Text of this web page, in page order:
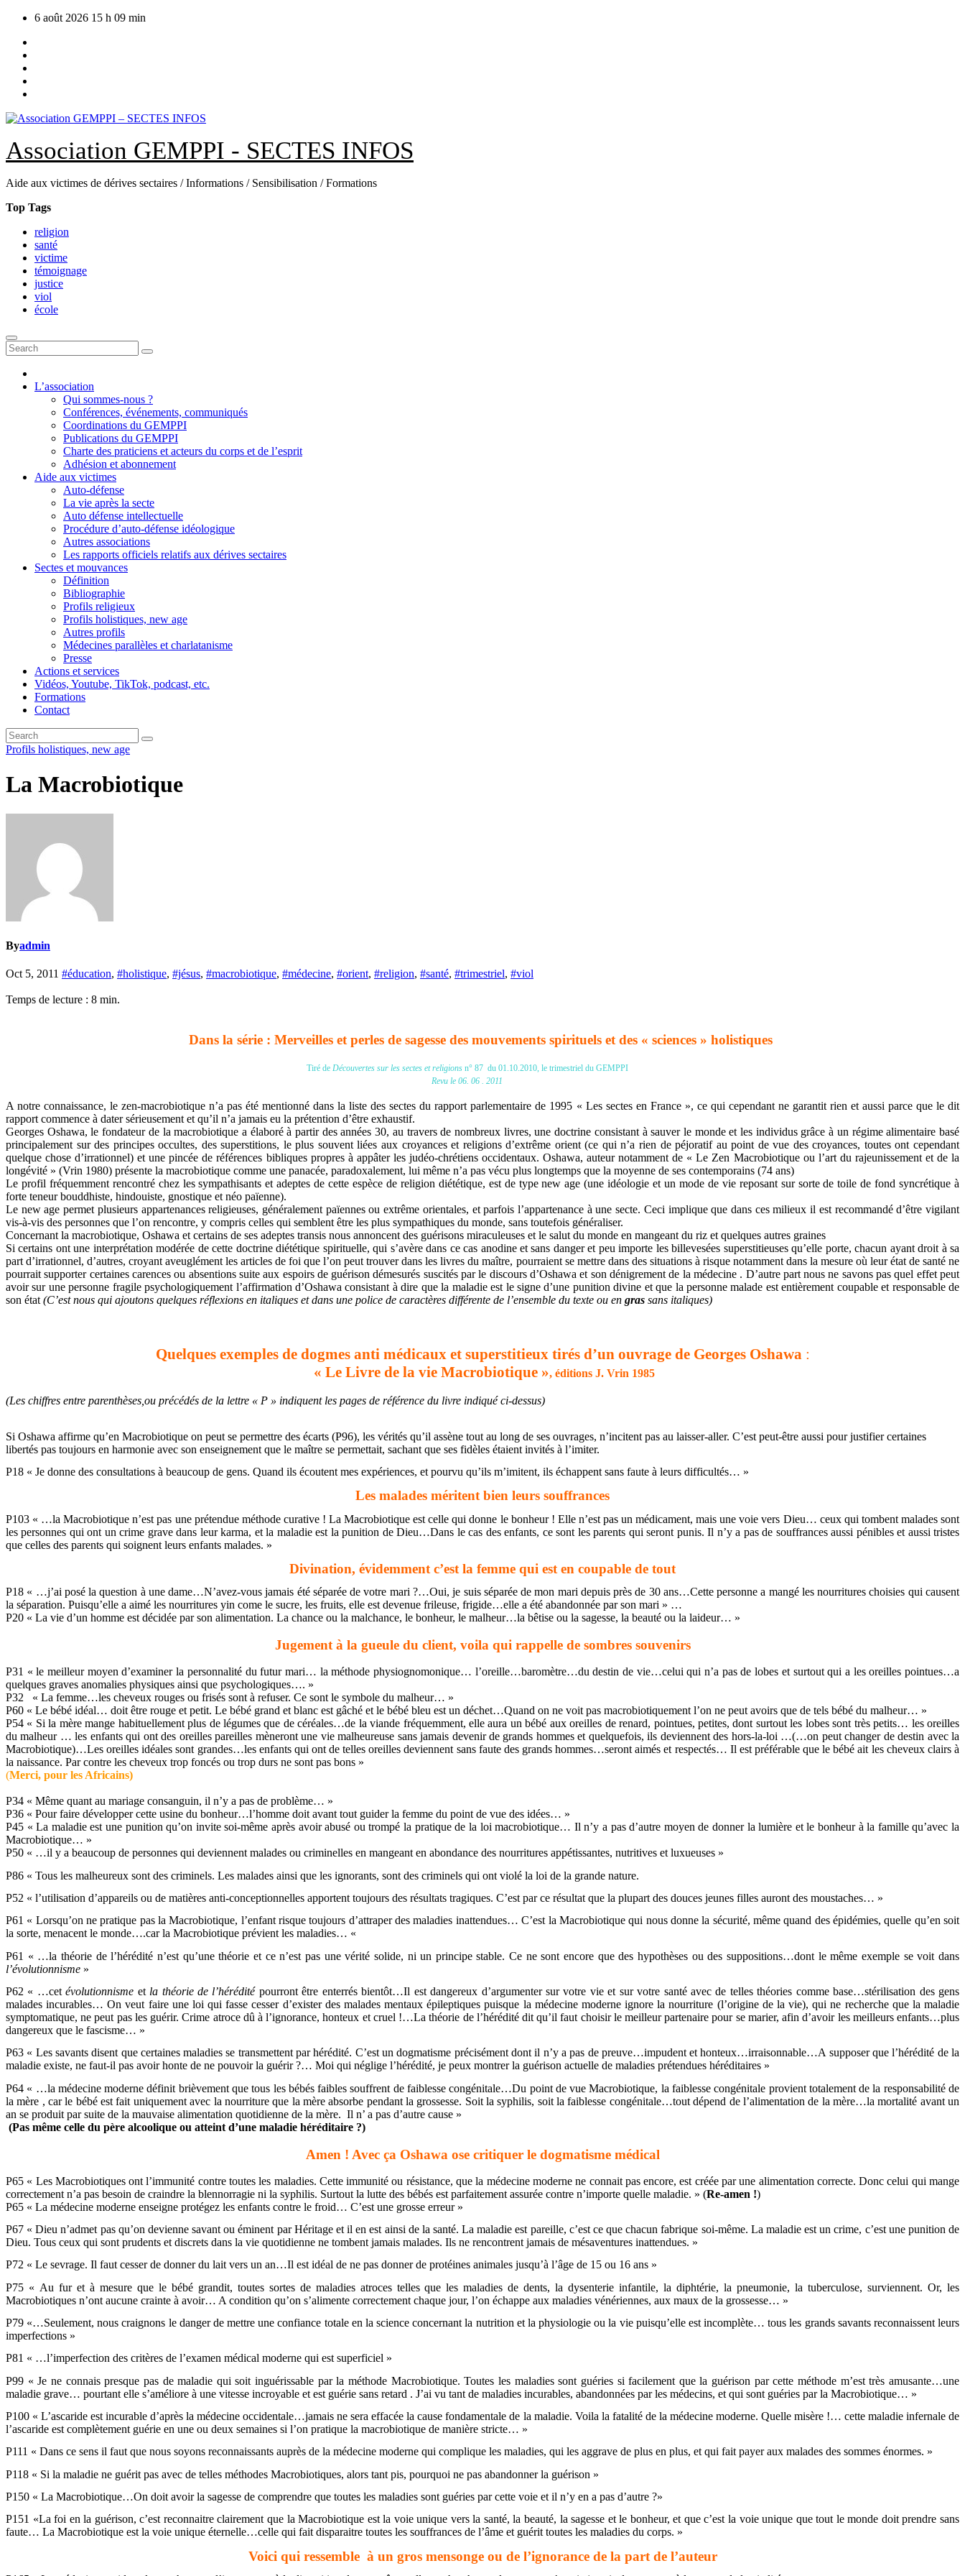
Skip
content
6 août 2026 15 h 09 min
Association GEMPPI - SECTES INFOS
Aide aux victimes de dérives sectaires / Informations / Sensibilisation / Formations
Top Tags
religion
santé
victime
témoignage
justice
viol
école
L’association
Qui sommes-nous ?
Conférences, événements, communiqués
Coordinations du GEMPPI
Publications du GEMPPI
Charte des praticiens et acteurs du corps et de l’esprit
Adhésion et abonnement
Aide aux victimes
Auto-défense
La vie après la secte
Auto défense intellectuelle
Procédure d’auto-défense idéologique
Autres associations
Les rapports officiels relatifs aux dérives sectaires
Sectes et mouvances
Définition
Bibliographie
Profils religieux
Profils holistiques, new age
Autres profils
Médecines parallèles et charlatanisme
Presse
Actions et services
Vidéos, Youtube, TikTok, podcast, etc.
Formations
Contact
Profils holistiques, new age
La Macrobiotique
Byadmin
Oct 5, 2011 #éducation, #holistique, #jésus, #macrobiotique, #médecine, #orient, #religion, #santé, #trimestriel, #viol
Temps de lecture : 8 min.
Dans la série : Merveilles et perles de sagesse des mouvements spirituels et des « sciences » holistiques
Tiré de Découvertes sur les sectes et religions n° 87 du 01.10.2010, le trimestriel du GEMPPI
Revu le 06. 06 . 2011
A notre connaissance, le zen-macrobiotique n’a pas été mentionné dans la liste des sectes du rapport parlementaire de 1995 « Les sectes en France », ce qui cependant ne garantit rien et aussi parce que le dit
rapport commence à dater sérieusement et qu’il n’a jamais eu la prétention d’être exhaustif.
Georges Oshawa, le fondateur de la macrobiotique a élaboré à partir des années 30, au travers de nombreux livres, une doctrine consistant à sauver le monde et les individus grâce à un régime alimentaire basé
principalement sur des principes occultes, des superstitions, le plus souvent liées aux croyances et religions d’extrême orient (ce qui n’a rien de péjoratif au point de vue des croyances, toutes ont cependant
quelque chose d’irrationnel) et une pincée de références bibliques propres à appâter les judéo-chrétiens occidentaux. Oshawa, auteur notamment de « Le Zen Macrobiotique ou l’art du rajeunissement et de la
longévité » (Vrin 1980) présente la macrobiotique comme une panacée, paradoxalement, lui même n’a pas vécu plus longtemps que la moyenne de ses contemporains (74 ans)
Le profil fréquemment rencontré chez les sympathisants et adeptes de cette espèce de religion diététique, est de type new age (une idéologie et un mode de vie reposant sur sorte de toile de fond syncrétique à
forte teneur bouddhiste, hindouiste, gnostique et néo païenne).
Le new age permet plusieurs appartenances religieuses, généralement païennes ou extrême orientales, et parfois l’appartenance à une secte. Ceci implique que dans ces milieux il est recommandé d’être vigilant
vis-à-vis des personnes que l’on rencontre, y compris celles qui semblent être les plus sympathiques du monde, sans toutefois généraliser.
Concernant la macrobiotique, Oshawa et certains de ses adeptes transis nous annoncent des guérisons miraculeuses et le salut du monde en mangeant du riz et quelques autres graines
Si certains ont une interprétation modérée de cette doctrine diététique spirituelle, qui s’avère dans ce cas anodine et sans danger et peu importe les billevesées superstitieuses qu’elle porte, chacun ayant droit à sa
part d’irrationnel, d’autres, croyant aveuglément les articles de foi que l’on peut trouver dans les livres du maître, pourraient se mettre dans des situations à risque notamment dans la mesure où leur état de santé ne
pourrait supporter certaines carences ou absentions suite aux espoirs de guérison démesurés suscités par le discours d’Oshawa et son dénigrement de la médecine . D’autre part nous ne savons pas quel effet peut
avoir sur une personne fragile psychologiquement l’affirmation d’Oshawa consistant à dire que la maladie est le signe d’une punition divine et que la personne malade est entièrement coupable et responsable de
son état(C’est nous qui ajoutons quelques réflexions en italiques et dans une police de caractères différente de l’ensemble du texte ou en gras sans italiques)
Quelques exemples de dogmes anti médicaux et superstitieux tirés d’un ouvrage de Georges Oshawa:
« Le Livre de la vie Macrobiotique », éditions J. Vrin 1985
(Les chiffres entre parenthèses,ou précédés de la lettre « P » indiquent les pages de référence du livre indiqué ci-dessus)
Si Oshawa affirme qu’en Macrobiotique on peut se permettre des écarts (P96), les vérités qu’il assène tout au long de ses ouvrages, n’incitent pas au laisser-aller. C’est peut-être aussi pour justifier certaines
libertés pas toujours en harmonie avec son enseignement que le maître se permettait, sachant que ses fidèles étaient invités à l’imiter.
P18 « Je donne des consultations à beaucoup de gens. Quand ils écoutent mes expériences, et pourvu qu’ils m’imitent, ils échappent sans faute à leurs difficultés… »
Les malades méritent bien leurs souffrances
P103 « …la Macrobiotique n’est pas une prétendue méthode curative ! La Macrobiotique est celle qui donne le bonheur ! Elle n’est pas un médicament, mais une voie vers Dieu… ceux qui tombent malades sont
les personnes qui ont un crime grave dans leur karma, et la maladie est la punition de Dieu…Dans le cas des enfants, ce sont les parents qui seront punis. Il n’y a pas de souffrances aussi pénibles et aussi tristes
que celles des parents qui soignent leurs enfants malades. »
Divination, évidemment c’est la femme qui est en coupable de tout
P18 « …j’ai posé la question à une dame…N’avez-vous jamais été séparée de votre mari ?…Oui, je suis séparée de mon mari depuis près de 30 ans…Cette personne a mangé les nourritures choisies qui causent
la séparation. Puisqu’elle a aimé les nourritures yin come le sucre, les fruits, elle est devenue frileuse, frigide…elle a été abandonnée par son mari » …
P20 « La vie d’un homme est décidée par son alimentation. La chance ou la malchance, le bonheur, le malheur…la bêtise ou la sagesse, la beauté ou la laideur… »
Jugement à la gueule du client, voila qui rappelle de sombres souvenirs
P31 « le meilleur moyen d’examiner la personnalité du futur mari… la méthode physiognomonique… l’oreille…baromètre…du destin de vie…celui qui n’a pas de lobes et surtout qui a les oreilles pointues…a
quelques graves anomalies physiques ainsi que psychologiques…. »
P32 « La femme…les cheveux rouges ou frisés sont à refuser. Ce sont le symbole du malheur… »
P60 « Le bébé idéal… doit être rouge et petit. Le bébé grand et blanc est gâché et le bébé bleu est un déchet…Quand on ne voit pas macrobiotiquement l’on ne peut avoirs que de tels bébé du malheur… »
P54 « Si la mère mange habituellement plus de légumes que de céréales…de la viande fréquemment, elle aura un bébé aux oreilles de renard, pointues, petites, dont surtout les lobes sont très petits… les oreilles
du malheur … les enfants qui ont des oreilles pareilles mèneront une vie malheureuse sans jamais devenir de grands hommes et quelquefois, ils deviennent des hors-la-loi …(…on peut changer de destin avec la
Macrobiotique)…Les oreilles idéales sont grandes…les enfants qui ont de telles oreilles deviennent sans faute des grands hommes…seront aimés et respectés… Il est préférable que le bébé ait les cheveux clairs à
la naissance. Par contre les cheveux trop foncés ou trop durs ne sont pas bons »
(Merci, pour les Africains)
P34 « Même quant au mariage consanguin, il n’y a pas de problème… »
P36 « Pour faire développer cette usine du bonheur…l’homme doit avant tout guider la femme du point de vue des idées… »
P45 « La maladie est une punition qu’on invite soi-même après avoir abusé ou trompé la pratique de la loi macrobiotique… Il n’y a pas d’autre moyen de donner la lumière et le bonheur à la famille qu’avec la
Macrobiotique… »
P50 « …il y a beaucoup de personnes qui deviennent malades ou criminelles en mangeant en abondance des nourritures appétissantes, nutritives et luxueuses »
P86 « Tous les malheureux sont des criminels. Les malades ainsi que les ignorants, sont des criminels qui ont violé la loi de la grande nature.
P52 « l’utilisation d’appareils ou de matières anti-conceptionnelles apportent toujours des résultats tragiques. C’est par ce résultat que la plupart des douces jeunes filles auront des moustaches… »
P61 « Lorsqu’on ne pratique pas la Macrobiotique, l’enfant risque toujours d’attraper des maladies inattendues… C’est la Macrobiotique qui nous donne la sécurité, même quand des épidémies, quelle qu’en soit
la sorte, menacent le monde….car la Macrobiotique prévient les maladies… «
P61 « …la théorie de l’hérédité n’est qu’une théorie et ce n’est pas une vérité solide, ni un principe stable. Ce ne sont encore que des hypothèses ou des suppositions…dont le même exemple se voit dans
l’évolutionnisme »
P62 « …cetévolutionnisme et la théorie de l’héréditépourront être enterrés bientôt…Il est dangereux d’argumenter sur votre vie et sur votre santé avec de telles théories comme base…stérilisation des gens
malades incurables… On veut faire une loi qui fasse cesser d’exister des malades mentaux épileptiques puisque la médecine moderne ignore la nourriture (l’origine de la vie), qui ne recherche que la maladie
symptomatique, ne peut pas les guérir. Crime atroce dû à l’ignorance, honteux et cruel !…La théorie de l’hérédité dit qu’il faut choisir le meilleur partenaire pour se marier, afin d’avoir les meilleurs enfants…plus
dangereux que le fascisme… »
P63 « Les savants disent que certaines maladies se transmettent par hérédité. C’est un dogmatisme précisément dont il n’y a pas de preuve…impudent et honteux…irraisonnable…A supposer que l’hérédité de la
maladie existe, ne faut-il pas avoir honte de ne pouvoir la guérir ?… Moi qui néglige l’hérédité, je peux montrer la guérison actuelle de maladies prétendues héréditaires »
P64 « …la médecine moderne définit brièvement que tous les bébés faibles souffrent de faiblesse congénitale…Du point de vue Macrobiotique, la faiblesse congénitale provient totalement de la responsabilité de
la mère , car le bébé est fait uniquement avec la nourriture que la mère absorbe pendant la grossesse. Soit la syphilis, soit la faiblesse congénitale…tout dépend de l’alimentation de la mère…la mortalité avant un
an se produit par suite de la mauvaise alimentation quotidienne de la mère. Il n’ a pas d’autre cause »
(Pas même celle du père alcoolique ou atteint d’une maladie héréditaire ?)
Amen ! Avec ça Oshawa ose critiquer le dogmatisme médical
P65 « Les Macrobiotiques ont l’immunité contre toutes les maladies. Cette immunité ou résistance, que la médecine moderne ne connait pas encore, est créée par une alimentation correcte. Donc celui qui mange
correctement n’a pas besoin de craindre la blennorragie ni la syphilis. Surtout la lutte des bébés est parfaitement assurée contre n’importe quelle maladie. » (Re-amen !)
P65 « La médecine moderne enseigne protégez les enfants contre le froid… C’est une grosse erreur »
P67 « Dieu n’admet pas qu’on devienne savant ou éminent par Héritage et il en est ainsi de la santé. La maladie est pareille, c’est ce que chacun fabrique soi-même. La maladie est un crime, c’est une punition de
Dieu. Tous ceux qui sont prudents et discrets dans la vie quotidienne ne tombent jamais malades. Ils ne rencontrent jamais de mésaventures inattendues. »
P72 « Le sevrage. Il faut cesser de donner du lait vers un an…Il est idéal de ne pas donner de protéines animales jusqu’à l’âge de 15 ou 16 ans »
P75 « Au fur et à mesure que le bébé grandit, toutes sortes de maladies atroces telles que les maladies de dents, la dysenterie infantile, la diphtérie, la pneumonie, la tuberculose, surviennent. Or, les
Macrobiotiques n’ont aucune crainte à avoir… A condition qu’on s’alimente correctement chaque jour, l’on échappe aux maladies vénériennes, aux maux de la grossesse… »
P79 «…Seulement, nous craignons le danger de mettre une confiance totale en la science concernant la nutrition et la physiologie ou la vie puisqu’elle est incomplète… tous les grands savants reconnaissent leurs
imperfections »
P81 « …l’imperfection des critères de l’examen médical moderne qui est superficiel »
P99 « Je ne connais presque pas de maladie qui soit inguérissable par la méthode Macrobiotique. Toutes les maladies sont guéries si facilement que la guérison par cette méthode m’est très amusante…une
maladie grave… pourtant elle s’améliore à une vitesse incroyable et est guérie sans retard . J’ai vu tant de maladies incurables, abandonnées par les médecins, et qui sont guéries par la Macrobiotique… »
P100 « L’ascaride est incurable d’après la médecine occidentale…jamais ne sera effacée la cause fondamentale de la maladie. Voila la fatalité de la médecine moderne. Quelle misère !… cette maladie infernale de
l’ascaride est complètement guérie en une ou deux semaines si l’on pratique la macrobiotique de manière stricte… »
P111 « Dans ce sens il faut que nous soyons reconnaissants auprès de la médecine moderne qui complique les maladies, qui les aggrave de plus en plus, et qui fait payer aux malades des sommes énormes. »
P118 « Si la maladie ne guérit pas avec de telles méthodes Macrobiotiques, alors tant pis, pourquoi ne pas abandonner la guérison »
P150 « La Macrobiotique…On doit avoir la sagesse de comprendre que toutes les maladies sont guéries par cette voie et il n’y en a pas d’autre ?»
P151 «La foi en la guérison, c’est reconnaitre clairement que la Macrobiotique est la voie unique vers la santé, la beauté, la sagesse et le bonheur, et que c’est la voie unique que tout le monde doit prendre sans
faute… La Macrobiotique est la voie unique éternelle…celle qui fait disparaitre toutes les souffrances de l’âme et guérit toutes les maladies du corps. »
Voici qui ressemble à un gros mensonge ou de l’ignorance de la part de l’auteur